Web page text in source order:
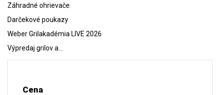
Záhradné ohrievače
Darčekové poukazy
Weber Grilakadémia LIVE 2026
Výpredaj grilov a…
Cena